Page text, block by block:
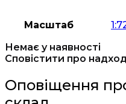
Масштаб
Немає у наявності
Сповістити про
Оповіщення